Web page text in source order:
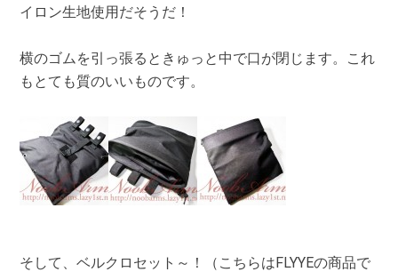
イロン生地使用だそうだ！
横のゴムを引っ張るときゅっと中で口が閉じます。これ
もとても質のいいものです。
そして、ベルクロセット～！（こちらはFLYYEの商品で